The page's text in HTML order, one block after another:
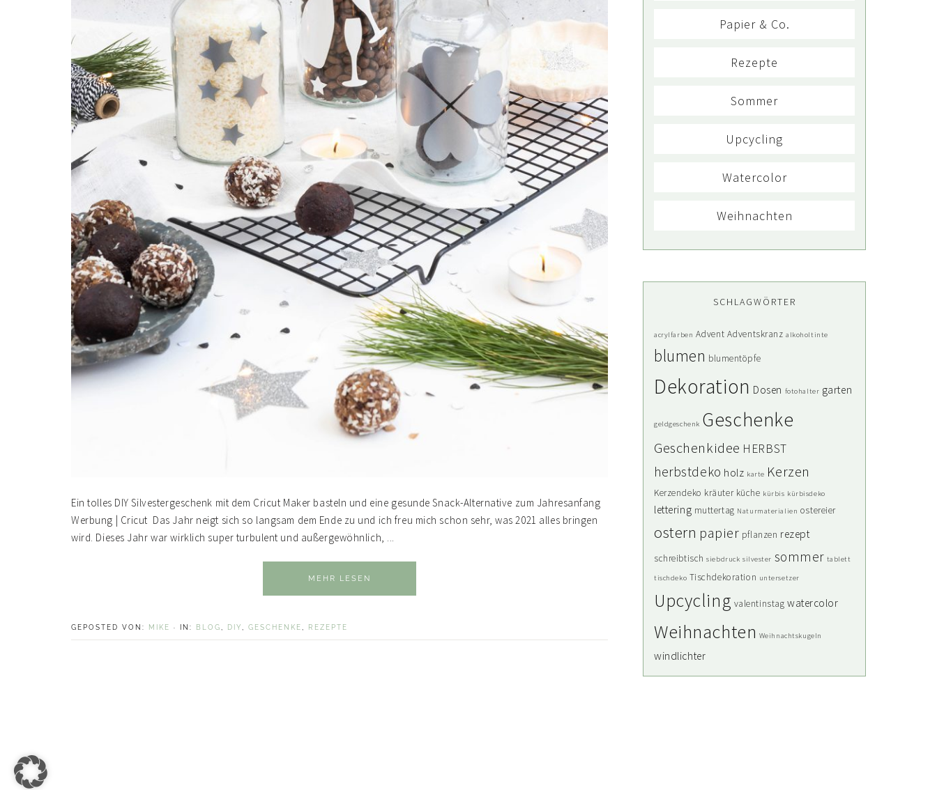
Ein tolles DIY Silvestergeschenk mit dem Cricut Maker basteln und eine gesunde Snack-Alternative zum Jahresanfang
Werbung | Cricut Das Jahr neigt sich so langsam dem Ende zu und ich freu mich schon sehr, was 2021 alles bringen
wird. Dieses Jahr war wirklich super turbulent und außergewöhnlich, ...
MEHR LESEN
GEPOSTED VON: MIKE · IN: BLOG DIY GESCHENKE REZEPTE
Papier & Co.
Rezepte
Sommer
Upcycling
Watercolor
Weihnachten
SCHLAGWÖRTER
acrylfarben Advent Adventskranz alkoholtinte
blumen blumentöpfe
Dekoration Dosen fotohalter garten
geldgeschenk Geschenke
Geschenkidee HERBST
herbstdeko holz karte Kerzen
Kerzendeko kräuter küche kürbis kürbisdeko
lettering muttertag Naturmaterialien ostereier
ostern papier pflanzen rezept
schreibtisch siebdruck silvester sommer tablett
tischdeko Tischdekoration untersetzer
Upcycling valentinstag watercolor
Weihnachten Weihnachtskugeln
windlichter